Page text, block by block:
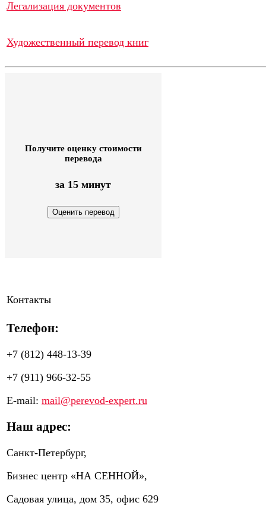
Легализация документов
Художественный перевод книг
Получите оценку стоимости
перевода
за 15 минут
Контакты
Телефон:
+7 (812) 448-13-39
+7 (911) 966-32-55
E-mail: mail@perevod-expert.ru
Наш адрес:
Санкт-Петербург,
Бизнес центр «НА СЕННОЙ»,
Садовая улица, дом 35, офис 629